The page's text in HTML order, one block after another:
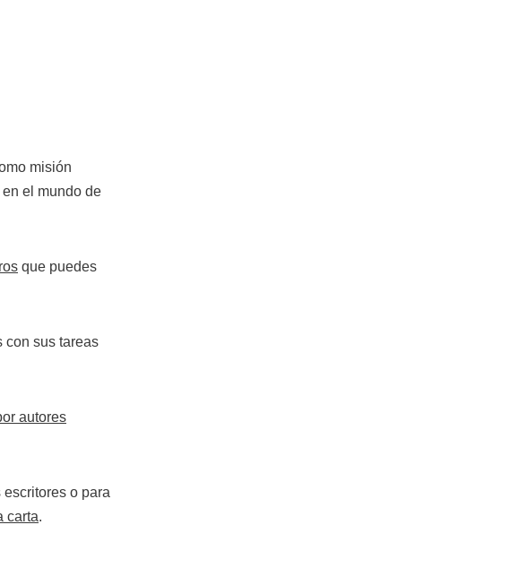
misión
el mundo de
que puedes
con sus tareas
autores
o para
carta.